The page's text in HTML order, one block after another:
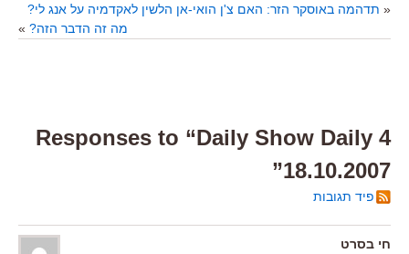
« תדהמה באוסקר הזר: האם צ'ן הואי-אן הלשין לאקדמיה על אנג לי?
מה זה הדבר הזה? »
4 Responses to “Daily Show Daily
18.10.2007”
פיד תגובות
חי בסרט